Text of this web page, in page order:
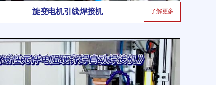
了解更多
旋变电机引线焊接机